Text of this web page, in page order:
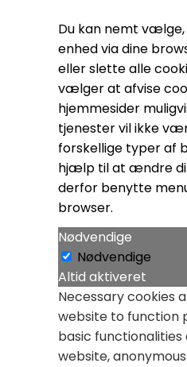
Du kan nemt
enhed via dine
eller slette alle
vælger at afvise
hjemmesider
tjenester vil ikke
forskellige typer af
hjælp til at ændre
derfor benytte
browser.
Nødvendige
Nødvendige
Altid aktiveret
Necessary cookies
website to function
basic
website,